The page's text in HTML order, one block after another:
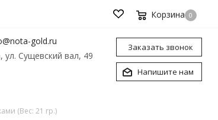
Корзина 0
gold.ru
ул. Сущевский вал, 49
Заказать звонок
Напишите нам
(Вес: 21 гр.)